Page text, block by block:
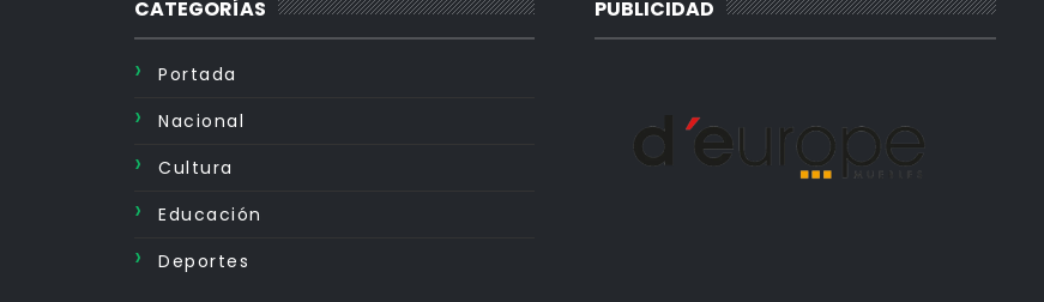
CATEGORÍAS
Portada
Nacional
Cultura
Educación
Deportes
PUBLICIDAD